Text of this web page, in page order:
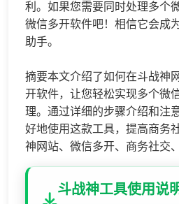
利。如果您需要同时处理多个
微信多开软件吧！相信它会成
助手。
摘要本文介绍了如何在斗战神
开软件，让您轻松实现多个微
理。通过详细的步骤介绍和注
好地使用这款工具，提高商务
神网站、微信多开、商务社交
斗战神工具使用说